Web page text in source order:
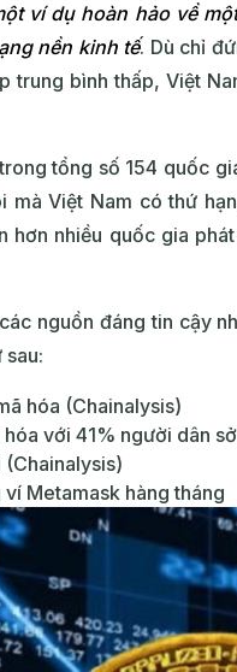
ví dụ hoàn hảo về
nền kinh tế. Dù chỉ
trung bình thấp, Việt
tổng số 154 quốc
mà Việt Nam có thứ
hơn nhiều quốc gia
nguồn đáng tin cậy
sau:
hóa (Chainalysis)
với 41% người dân
(Chainalysis)
Metamask hàng tháng